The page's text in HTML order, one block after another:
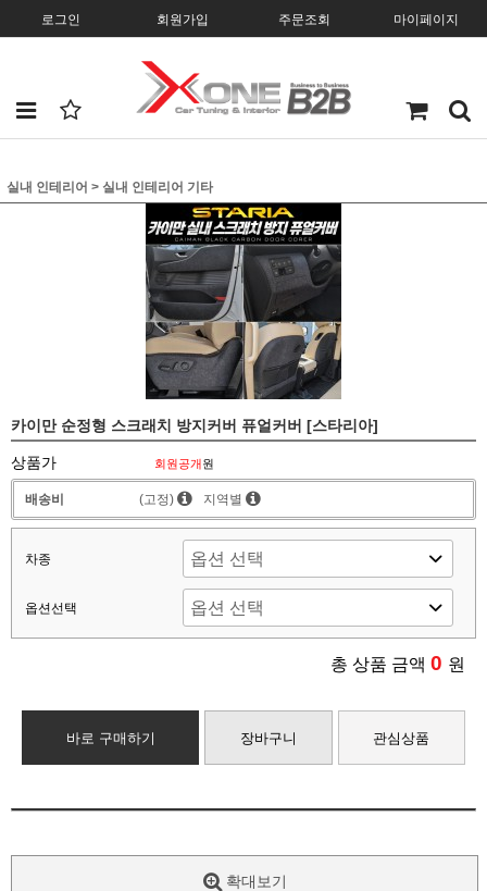
로그인 회원가입 주문조회 마이페이지
실내 인테리어 > 실내 인테리어 기타
카이만 순정형 스크래치 방지커버 퓨얼커버 [스타리아]
상품가 회원공개원
배송비 (고정) 지역별
차종
옵션선택
총 상품 금액 0 원
바로 구매하기 장바구니 관심상품
확대보기